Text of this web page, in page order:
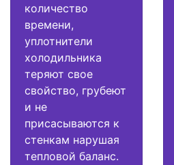
количество
времени,
уплотнители
холодильника
теряют свое
свойство, грубеют
и не
присасываются к
стенкам нарушая
тепловой баланс.